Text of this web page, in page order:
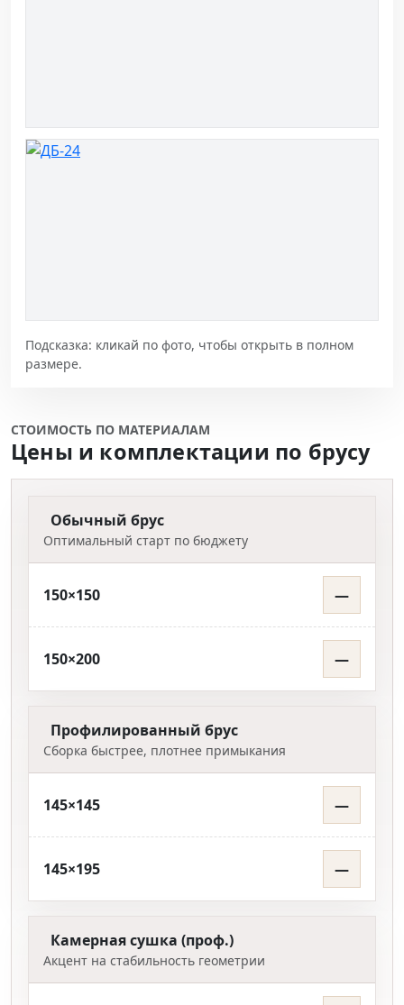
Подсказка: кликай по фото, чтобы открыть в полном
размере.
СТОИМОСТЬ ПО МАТЕРИАЛАМ
Цены и комплектации по брусу
Обычный брус
Оптимальный старт по бюджету
150×150 —
150×200 —
Профилированный брус
Сборка быстрее, плотнее примыкания
145×145 —
145×195 —
Камерная сушка (проф.)
Акцент на стабильность геометрии